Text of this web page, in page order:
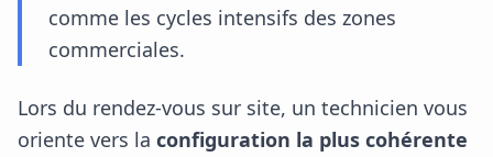
comme les cycles intensifs des zones
commerciales.
Lors du rendez‑vous sur site, un technicien vous
oriente vers la configuration la plus cohérente